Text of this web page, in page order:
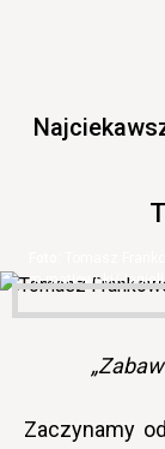
m.matłowski/
Zaczynamy